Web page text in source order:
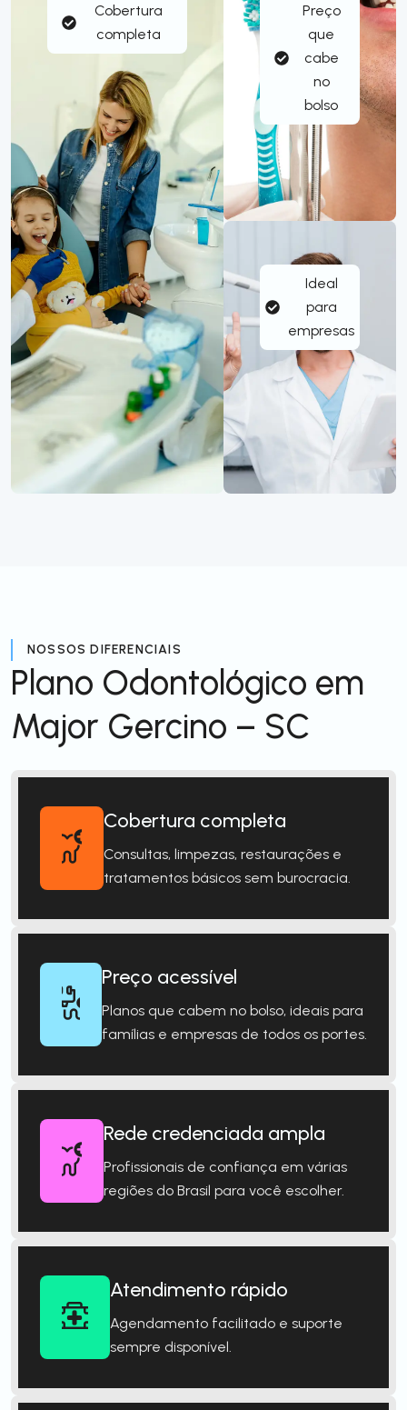
Cobertura
completa
Preço
que
cabe
no
bolso
Ideal
para
empresas
NOSSOS DIFERENCIAIS
Plano Odontológico em
Major Gercino – SC
Cobertura completa
Consultas, limpezas, restaurações e
tratamentos básicos sem burocracia.
Preço acessível
Planos que cabem no bolso, ideais para
famílias e empresas de todos os portes.
Rede credenciada ampla
Profissionais de confiança em várias
regiões do Brasil para você escolher.
Atendimento rápido
Agendamento facilitado e suporte
sempre disponível.